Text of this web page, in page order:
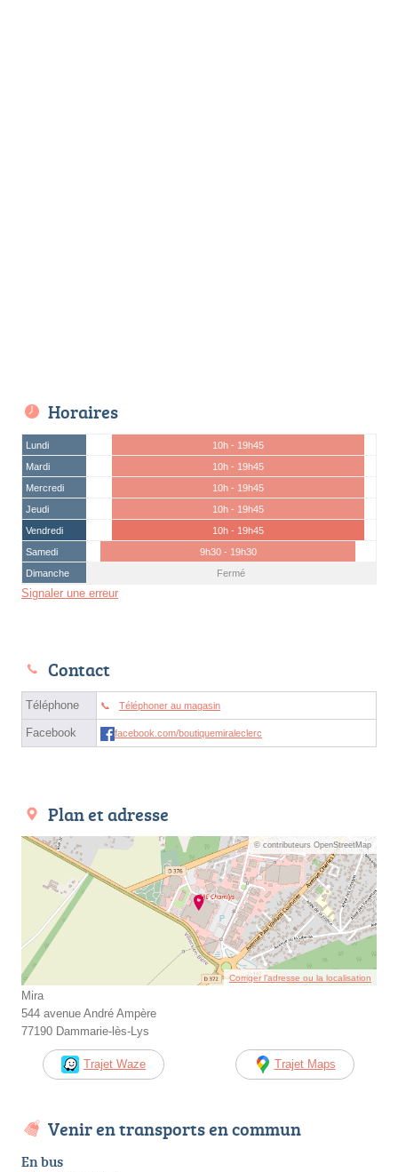
Horaires
Lundi
10h - 19h45
Mardi
10h - 19h45
Mercredi
10h - 19h45
Jeudi
10h - 19h45
Vendredi
10h - 19h45
Samedi
9h30 - 19h30
Dimanche
Fermé
Signaler une erreur
Contact
Téléphone Téléphoner au magasin
Facebook facebook.com/boutiquemiraleclerc
Plan et adresse
© contributeurs OpenStreetMap
Corriger l’adresse ou la localisation
Mira
544 avenue André Ampère
77190 Dammarie-lès-Lys
Trajet Waze Trajet Maps
Venir en transports en commun
En bus